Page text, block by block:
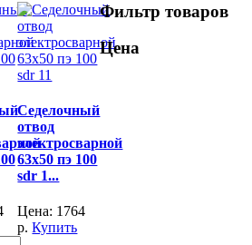
Седелочный
отвод
электросварной
63x50 пэ 100
sdr 1...
Цена: 1764
р. Купить
Фильтр товаров
Цена